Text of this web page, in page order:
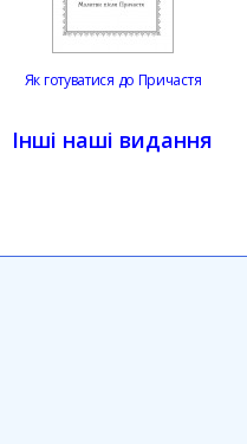
Як готуватися до Причастя
Інші наші видання